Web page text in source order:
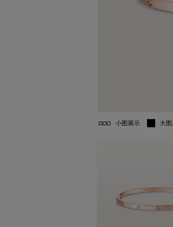
小图展示 大